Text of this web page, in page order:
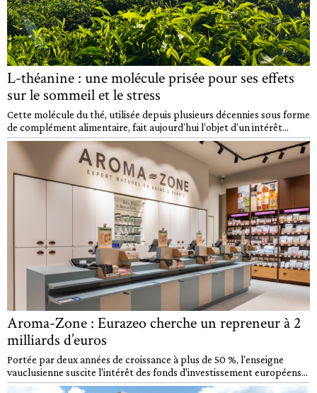
L-théanine : une molécule prisée pour ses effets
sur le sommeil et le stress
Cette molécule du thé, utilisée depuis plusieurs décennies sous forme
de complément alimentaire, fait aujourd’hui l’objet d’un intérêt...
Aroma-Zone : Eurazeo cherche un repreneur à 2
milliards d’euros
Portée par deux années de croissance à plus de 50 %, l'enseigne
vauclusienne suscite l'intérêt des fonds d'investissement européens...